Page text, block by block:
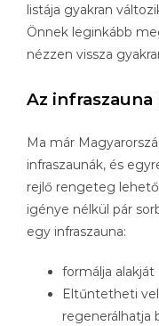
listája gyakran
Önnek leginkább
nézzen vissza
Az infraszauna
Ma már
infraszaunák, és
rejlő rengeteg
igénye nélkül pár
egy infraszauna:
formálja alakját
Eltűntetheti
regenerálhatja